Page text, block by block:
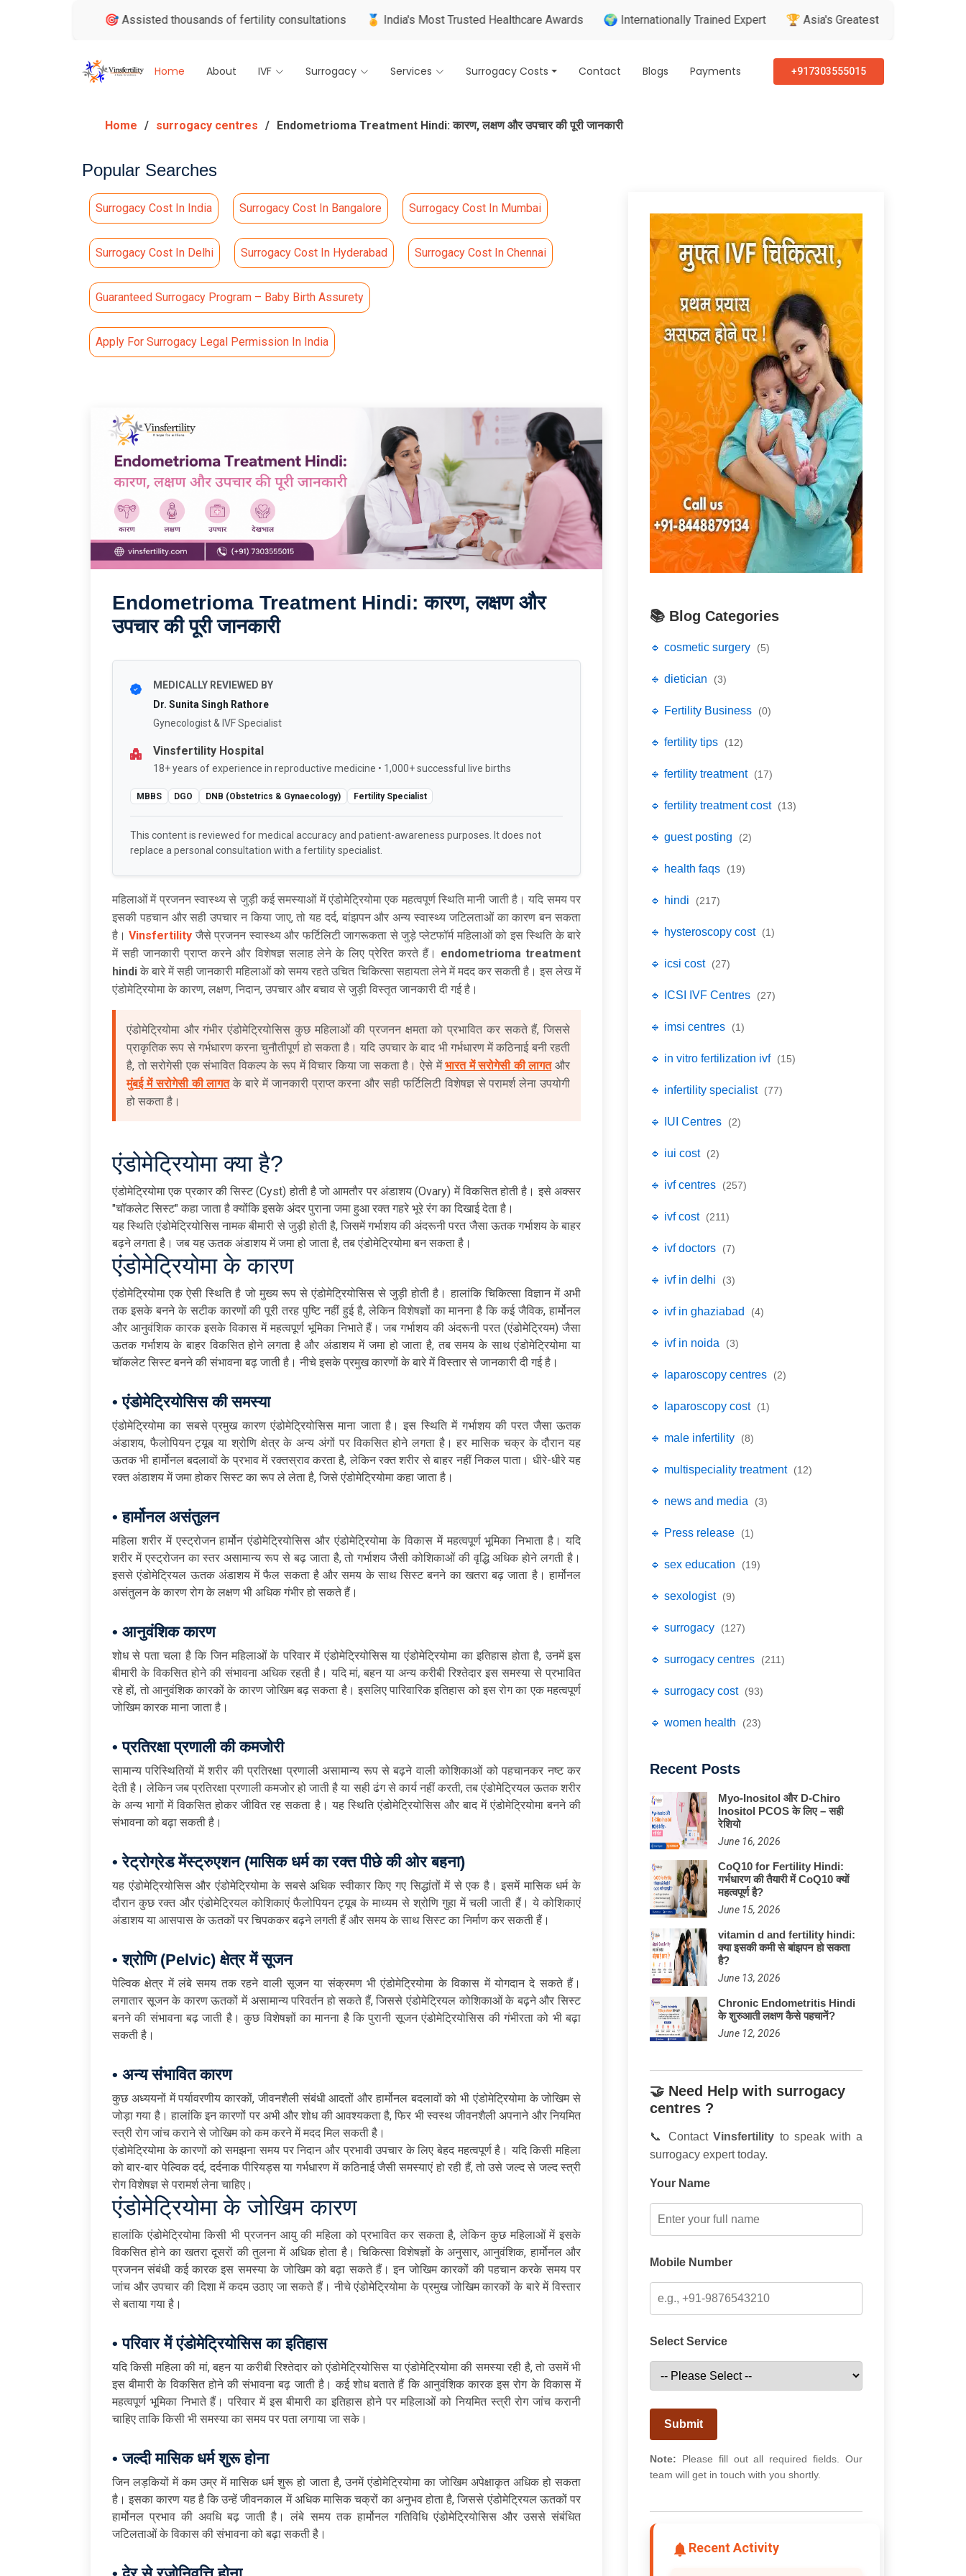
🎯 Assisted thousands of fertility consultations 🏅 India's Most Trusted Healthcare Awards 🌍 Internationally Trained Expert 🏆 Asia's Greatest Brand & Leader Awards
Home About IVF Surrogacy Services Surrogacy Costs Contact Blogs Payments +917303555015
Home surrogacy centres Endometrioma Treatment Hindi: कारण, लक्षण और उपचार की पूरी जानकारी
Popular Searches
Surrogacy Cost In India Surrogacy Cost In Bangalore Surrogacy Cost In Mumbai
Surrogacy Cost In Delhi Surrogacy Cost In Hyderabad Surrogacy Cost In Chennai
Guaranteed Surrogacy Program – Baby Birth Assurety
Apply For Surrogacy Legal Permission In India
Endometrioma Treatment Hindi: कारण, लक्षण और
उपचार की पूरी जानकारी
MEDICALLY REVIEWED BY
Dr. Sunita Singh Rathore
Gynecologist & IVF Specialist
Vinsfertility Hospital
18+ years of experience in reproductive medicine • 1,000+ successful live births
MBBS DGO DNB (Obstetrics & Gynaecology) Fertility Specialist
This content is reviewed for medical accuracy and patient-awareness purposes. It does not
replace a personal consultation with a fertility specialist.
महिलाओं में प्रजनन स्वास्थ्य से जुड़ी कई समस्याओं में एंडोमेट्रियोमा एक महत्वपूर्ण स्थिति मानी जाती है। यदि समय पर
इसकी पहचान और सही उपचार न किया जाए, तो यह दर्द, बांझपन और अन्य स्वास्थ्य जटिलताओं का कारण बन सकता
है।Vinsfertility जैसे प्रजनन स्वास्थ्य और फर्टिलिटी जागरूकता से जुड़े प्लेटफॉर्म महिलाओं को इस स्थिति के बारे
में सही जानकारी प्राप्त करने और विशेषज्ञ सलाह लेने के लिए प्रेरित करते हैं। endometrioma treatment
hindi के बारे में सही जानकारी महिलाओं को समय रहते उचित चिकित्सा सहायता लेने में मदद कर सकती है। इस लेख में
एंडोमेट्रियोमा के कारण, लक्षण, निदान, उपचार और बचाव से जुड़ी विस्तृत जानकारी दी गई है।
एंडोमेट्रियोमा और गंभीर एंडोमेट्रियोसिस कुछ महिलाओं की प्रजनन क्षमता को प्रभावित कर सकते हैं, जिससे
प्राकृतिक रूप से गर्भधारण करना चुनौतीपूर्ण हो सकता है। यदि उपचार के बाद भी गर्भधारण में कठिनाई बनी रहती
है, तो सरोगेसी एक संभावित विकल्प के रूप में विचार किया जा सकता है। ऐसे मेंभारत में सरोगेसी की लागतऔर
मुंबई में सरोगेसी की लागतके बारे में जानकारी प्राप्त करना और सही फर्टिलिटी विशेषज्ञ से परामर्श लेना उपयोगी
हो सकता है।
एंडोमेट्रियोमा क्या है?
एंडोमेट्रियोमा एक प्रकार की सिस्ट (Cyst) होती है जो आमतौर पर अंडाशय (Ovary) में विकसित होती है। इसे अक्सर
"चॉकलेट सिस्ट" कहा जाता है क्योंकि इसके अंदर पुराना जमा हुआ रक्त गहरे भूरे रंग का दिखाई देता है।
यह स्थिति एंडोमेट्रियोसिस नामक बीमारी से जुड़ी होती है, जिसमें गर्भाशय की अंदरूनी परत जैसा ऊतक गर्भाशय के बाहर
बढ़ने लगता है। जब यह ऊतक अंडाशय में जमा हो जाता है, तब एंडोमेट्रियोमा बन सकता है।
एंडोमेट्रियोमा के कारण
एंडोमेट्रियोमा एक ऐसी स्थिति है जो मुख्य रूप से एंडोमेट्रियोसिस से जुड़ी होती है। हालांकि चिकित्सा विज्ञान में अभी
तक इसके बनने के सटीक कारणों की पूरी तरह पुष्टि नहीं हुई है, लेकिन विशेषज्ञों का मानना है कि कई जैविक, हार्मोनल
और आनुवंशिक कारक इसके विकास में महत्वपूर्ण भूमिका निभाते हैं। जब गर्भाशय की अंदरूनी परत (एंडोमेट्रियम) जैसा
ऊतक गर्भाशय के बाहर विकसित होने लगता है और अंडाशय में जमा हो जाता है, तब समय के साथ एंडोमेट्रियोमा या
चॉकलेट सिस्ट बनने की संभावना बढ़ जाती है। नीचे इसके प्रमुख कारणों के बारे में विस्तार से जानकारी दी गई है।
• एंडोमेट्रियोसिस की समस्या
एंडोमेट्रियोमा का सबसे प्रमुख कारण एंडोमेट्रियोसिस माना जाता है। इस स्थिति में गर्भाशय की परत जैसा ऊतक
अंडाशय, फैलोपियन ट्यूब या श्रोणि क्षेत्र के अन्य अंगों पर विकसित होने लगता है। हर मासिक चक्र के दौरान यह
ऊतक भी हार्मोनल बदलावों के प्रभाव में रक्तस्राव करता है, लेकिन रक्त शरीर से बाहर नहीं निकल पाता। धीरे-धीरे यह
रक्त अंडाशय में जमा होकर सिस्ट का रूप ले लेता है, जिसे एंडोमेट्रियोमा कहा जाता है।
• हार्मोनल असंतुलन
महिला शरीर में एस्ट्रोजन हार्मोन एंडोमेट्रियोसिस और एंडोमेट्रियोमा के विकास में महत्वपूर्ण भूमिका निभाता है। यदि
शरीर में एस्ट्रोजन का स्तर असामान्य रूप से बढ़ जाता है, तो गर्भाशय जैसी कोशिकाओं की वृद्धि अधिक होने लगती है।
इससे एंडोमेट्रियल ऊतक अंडाशय में फैल सकता है और समय के साथ सिस्ट बनने का खतरा बढ़ जाता है। हार्मोनल
असंतुलन के कारण रोग के लक्षण भी अधिक गंभीर हो सकते हैं।
• आनुवंशिक कारण
शोध से पता चला है कि जिन महिलाओं के परिवार में एंडोमेट्रियोसिस या एंडोमेट्रियोमा का इतिहास होता है, उनमें इस
बीमारी के विकसित होने की संभावना अधिक रहती है। यदि मां, बहन या अन्य करीबी रिश्तेदार इस समस्या से प्रभावित
रहे हों, तो आनुवंशिक कारकों के कारण जोखिम बढ़ सकता है। इसलिए पारिवारिक इतिहास को इस रोग का एक महत्वपूर्ण
जोखिम कारक माना जाता है।
• प्रतिरक्षा प्रणाली की कमजोरी
सामान्य परिस्थितियों में शरीर की प्रतिरक्षा प्रणाली असामान्य रूप से बढ़ने वाली कोशिकाओं को पहचानकर नष्ट कर
देती है। लेकिन जब प्रतिरक्षा प्रणाली कमजोर हो जाती है या सही ढंग से कार्य नहीं करती, तब एंडोमेट्रियल ऊतक शरीर
के अन्य भागों में विकसित होकर जीवित रह सकता है। यह स्थिति एंडोमेट्रियोसिस और बाद में एंडोमेट्रियोमा बनने की
संभावना को बढ़ा सकती है।
• रेट्रोग्रेड मेंस्ट्रुएशन (मासिक धर्म का रक्त पीछे की ओर बहना)
यह एंडोमेट्रियोसिस और एंडोमेट्रियोमा के सबसे अधिक स्वीकार किए गए सिद्धांतों में से एक है। इसमें मासिक धर्म के
दौरान कुछ रक्त और एंडोमेट्रियल कोशिकाएं फैलोपियन ट्यूब के माध्यम से श्रोणि गुहा में चली जाती हैं। ये कोशिकाएं
अंडाशय या आसपास के ऊतकों पर चिपककर बढ़ने लगती हैं और समय के साथ सिस्ट का निर्माण कर सकती हैं।
• श्रोणि (Pelvic) क्षेत्र में सूजन
पेल्विक क्षेत्र में लंबे समय तक रहने वाली सूजन या संक्रमण भी एंडोमेट्रियोमा के विकास में योगदान दे सकते हैं।
लगातार सूजन के कारण ऊतकों में असामान्य परिवर्तन हो सकते हैं, जिससे एंडोमेट्रियल कोशिकाओं के बढ़ने और सिस्ट
बनने की संभावना बढ़ जाती है। कुछ विशेषज्ञों का मानना है कि पुरानी सूजन एंडोमेट्रियोसिस की गंभीरता को भी बढ़ा
सकती है।
• अन्य संभावित कारण
कुछ अध्ययनों में पर्यावरणीय कारकों, जीवनशैली संबंधी आदतों और हार्मोनल बदलावों को भी एंडोमेट्रियोमा के जोखिम से
जोड़ा गया है। हालांकि इन कारणों पर अभी और शोध की आवश्यकता है, फिर भी स्वस्थ जीवनशैली अपनाने और नियमित
स्त्री रोग जांच कराने से जोखिम को कम करने में मदद मिल सकती है।
एंडोमेट्रियोमा के कारणों को समझना समय पर निदान और प्रभावी उपचार के लिए बेहद महत्वपूर्ण है। यदि किसी महिला
को बार-बार पेल्विक दर्द, दर्दनाक पीरियड्स या गर्भधारण में कठिनाई जैसी समस्याएं हो रही हैं, तो उसे जल्द से जल्द स्त्री
रोग विशेषज्ञ से परामर्श लेना चाहिए।
एंडोमेट्रियोमा के जोखिम कारण
हालांकि एंडोमेट्रियोमा किसी भी प्रजनन आयु की महिला को प्रभावित कर सकता है, लेकिन कुछ महिलाओं में इसके
विकसित होने का खतरा दूसरों की तुलना में अधिक होता है। चिकित्सा विशेषज्ञों के अनुसार, आनुवंशिक, हार्मोनल और
प्रजनन संबंधी कई कारक इस समस्या के जोखिम को बढ़ा सकते हैं। इन जोखिम कारकों की पहचान करके समय पर
जांच और उपचार की दिशा में कदम उठाए जा सकते हैं। नीचे एंडोमेट्रियोमा के प्रमुख जोखिम कारकों के बारे में विस्तार
से बताया गया है।
• परिवार में एंडोमेट्रियोसिस का इतिहास
यदि किसी महिला की मां, बहन या करीबी रिश्तेदार को एंडोमेट्रियोसिस या एंडोमेट्रियोमा की समस्या रही है, तो उसमें भी
इस बीमारी के विकसित होने की संभावना बढ़ जाती है। कई शोध बताते हैं कि आनुवंशिक कारक इस रोग के विकास में
महत्वपूर्ण भूमिका निभाते हैं। परिवार में इस बीमारी का इतिहास होने पर महिलाओं को नियमित स्त्री रोग जांच करानी
चाहिए ताकि किसी भी समस्या का समय पर पता लगाया जा सके।
• जल्दी मासिक धर्म शुरू होना
जिन लड़कियों में कम उम्र में मासिक धर्म शुरू हो जाता है, उनमें एंडोमेट्रियोमा का जोखिम अपेक्षाकृत अधिक हो सकता
है। इसका कारण यह है कि उन्हें जीवनकाल में अधिक मासिक चक्रों का अनुभव होता है, जिससे एंडोमेट्रियल ऊतकों पर
हार्मोनल प्रभाव की अवधि बढ़ जाती है। लंबे समय तक हार्मोनल गतिविधि एंडोमेट्रियोसिस और उससे संबंधित
जटिलताओं के विकास की संभावना को बढ़ा सकती है।
📚 Blog Categories
🔹 cosmetic surgery (5)
🔹 dietician (3)
🔹 Fertility Business (0)
🔹 fertility tips (12)
🔹 fertility treatment (17)
🔹 fertility treatment cost (13)
🔹 guest posting (2)
🔹 health faqs (19)
🔹 hindi (217)
🔹 hysteroscopy cost (1)
🔹 icsi cost (27)
🔹 ICSI IVF Centres (27)
🔹 imsi centres (1)
🔹 in vitro fertilization ivf (15)
🔹 infertility specialist (77)
🔹 IUI Centres (2)
🔹 iui cost (2)
🔹 ivf centres (257)
🔹 ivf cost (211)
🔹 ivf doctors (7)
🔹 ivf in delhi (3)
🔹 ivf in ghaziabad (4)
🔹 ivf in noida (3)
🔹 laparoscopy centres (2)
🔹 laparoscopy cost (1)
🔹 male infertility (8)
🔹 multispeciality treatment (12)
🔹 news and media (3)
🔹 Press release (1)
🔹 sex education (19)
🔹 sexologist (9)
🔹 surrogacy (127)
🔹 surrogacy centres (211)
🔹 surrogacy cost (93)
🔹 women health (23)
Recent Posts
Myo-Inositol और D-Chiro
Inositol PCOS के लिए – सही
रेशियो
June 16, 2026
CoQ10 for Fertility Hindi:
गर्भधारण की तैयारी में CoQ10 क्यों
महत्वपूर्ण है?
June 15, 2026
vitamin d and fertility hindi:
क्या इसकी कमी से बांझपन हो सकता
है?
June 13, 2026
Chronic Endometritis Hindi
के शुरुआती लक्षण कैसे पहचानें?
June 12, 2026
🤝 Need Help with surrogacy
centres ?
📞 ContactVinsfertility to speak with a
surrogacy expert today.
Your Name
Mobile Number
Select Service
Submit
Note: Please fill out all required fields. Our
team will get in touch with you shortly.
Recent Activity